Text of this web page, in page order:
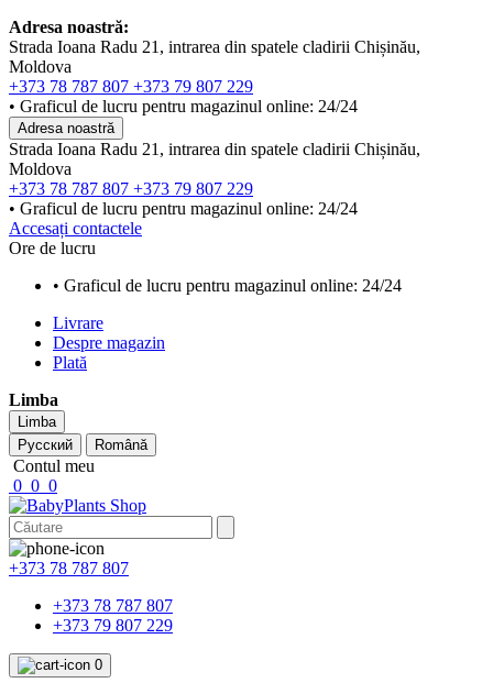
Adresa noastră:
Strada Ioana Radu 21, intrarea din spatele cladirii Chișinău,
Moldova
+373 78 787 807 +373 79 807 229
• Graficul de lucru pentru magazinul online: 24/24
Adresa noastră
Strada Ioana Radu 21, intrarea din spatele cladirii Chișinău,
Moldova
+373 78 787 807 +373 79 807 229
• Graficul de lucru pentru magazinul online: 24/24
Accesați contactele
Ore de lucru
• Graficul de lucru pentru magazinul online: 24/24
Livrare
Despre magazin
Plată
Limba
Limba
Русский
Română
Contul meu
0 0 0
+373 78 787 807
+373 78 787 807
+373 79 807 229
0